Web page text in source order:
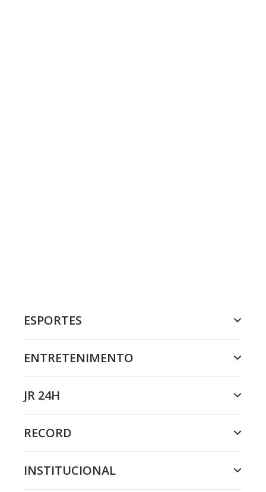
ESPORTES
ENTRETENIMENTO
JR 24H
RECORD
INSTITUCIONAL